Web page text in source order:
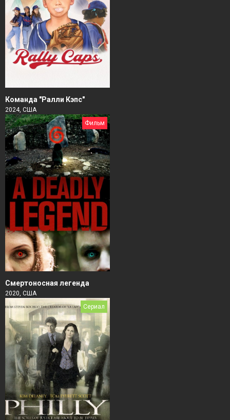
Команда "Ралли Кэпс"
2024, США
Фильм
Смертоносная легенда
2020, США
Сериал